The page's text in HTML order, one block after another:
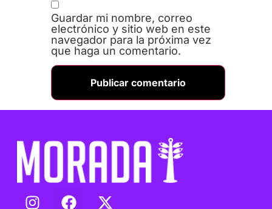
Guardar mi nombre, correo
electrónico y sitio web en este
navegador para la próxima vez
que haga un comentario.